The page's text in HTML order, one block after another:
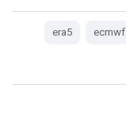
ecmwf
era5